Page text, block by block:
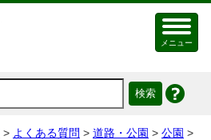
メニュー
> よくある質問 > 道路・公園 > 公園 >